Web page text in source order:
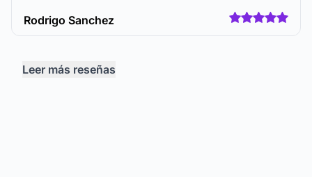
Rodrigo Sanchez
Leer más reseñas